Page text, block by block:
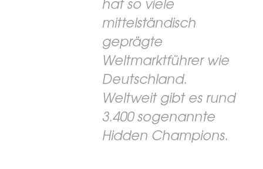
mittelständisch
geprägte
Weltmarktführer wie
Deutschland.
Weltweit gibt es rund
3.400 sogenannte
Hidden Champions.